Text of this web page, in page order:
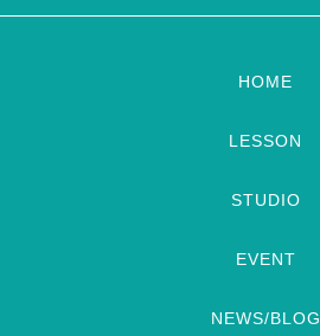
HOME
LESSON
STUDIO
EVENT
NEWS/BLOG